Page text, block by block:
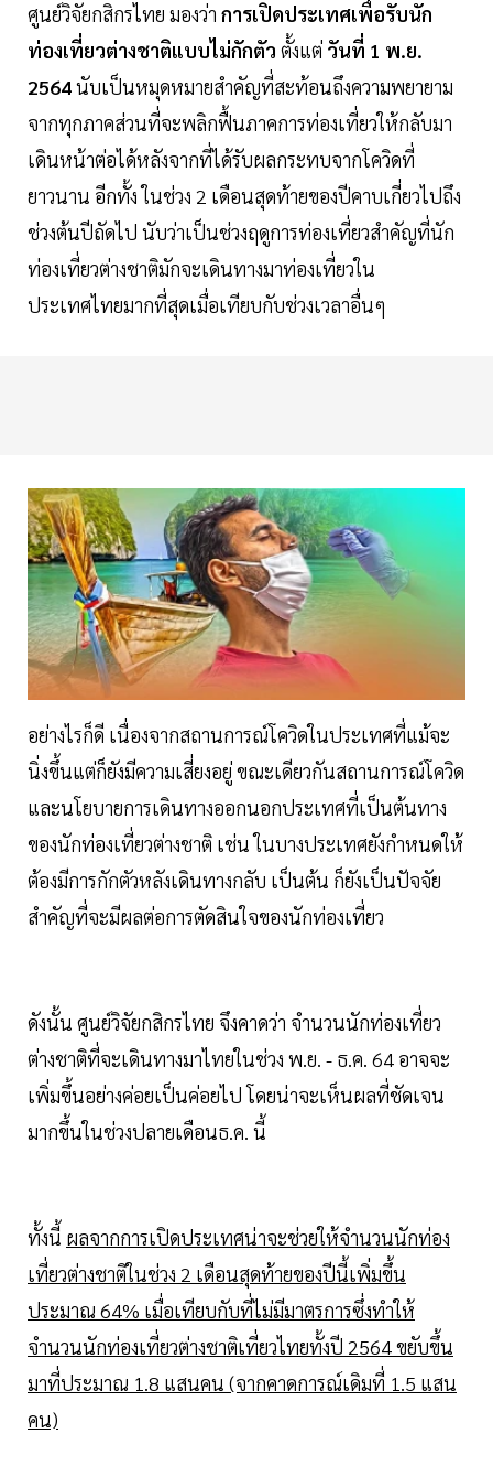
ศูนย์วิจัยกสิกรไทย มองว่า การเปิดประเทศเพื่อรับนัก
ท่องเที่ยวต่างชาติแบบไม่กักตัว ตั้งแต่ วันที่ 1 พ.ย.
2564นับเป็นหมุดหมายสำคัญที่สะท้อนถึงความพยายาม
จากทุกภาคส่วนที่จะพลิกฟื้นภาคการท่องเที่ยวให้กลับมา
เดินหน้าต่อได้หลังจากที่ได้รับผลกระทบจากโควิดที่
ยาวนาน อีกทั้ง ในช่วง 2 เดือนสุดท้ายของปีคาบเกี่ยวไปถึง
ช่วงต้นปีถัดไป นับว่าเป็นช่วงฤดูการท่องเที่ยวสำคัญที่นัก
ท่องเที่ยวต่างชาติมักจะเดินทางมาท่องเที่ยวใน
ประเทศไทยมากที่สุดเมื่อเทียบกับช่วงเวลาอื่นๆ
อย่างไรก็ดี เนื่องจากสถานการณ์โควิดในประเทศที่แม้จะ
นิ่งขึ้นแต่ก็ยังมีความเสี่ยงอยู่ ขณะเดียวกันสถานการณ์โควิด
และนโยบายการเดินทางออกนอกประเทศที่เป็นต้นทาง
ของนักท่องเที่ยวต่างชาติ เช่น ในบางประเทศยังกำหนดให้
ต้องมีการกักตัวหลังเดินทางกลับ เป็นต้น ก็ยังเป็นปัจจัย
สำคัญที่จะมีผลต่อการตัดสินใจของนักท่องเที่ยว
ดังนั้น ศูนย์วิจัยกสิกรไทย จึงคาดว่า จำนวนนักท่องเที่ยว
ต่างชาติที่จะเดินทางมาไทยในช่วง พ.ย. - ธ.ค. 64 อาจจะ
เพิ่มขึ้นอย่างค่อยเป็นค่อยไป โดยน่าจะเห็นผลที่ชัดเจน
มากขึ้นในช่วงปลายเดือนธ.ค. นี้
ทั้งนี้ ผลจากการเปิดประเทศน่าจะช่วยให้จำนวนนักท่อง
เที่ยวต่างชาติในช่วง 2 เดือนสุดท้ายของปีนี้เพิ่มขึ้น
ประมาณ 64% เมื่อเทียบกับที่ไม่มีมาตรการซึ่งทำให้
จำนวนนักท่องเที่ยวต่างชาติเที่ยวไทยทั้งปี 2564 ขยับขึ้น
มาที่ประมาณ 1.8 แสนคน (จากคาดการณ์เดิมที่ 1.5 แสน
คน)